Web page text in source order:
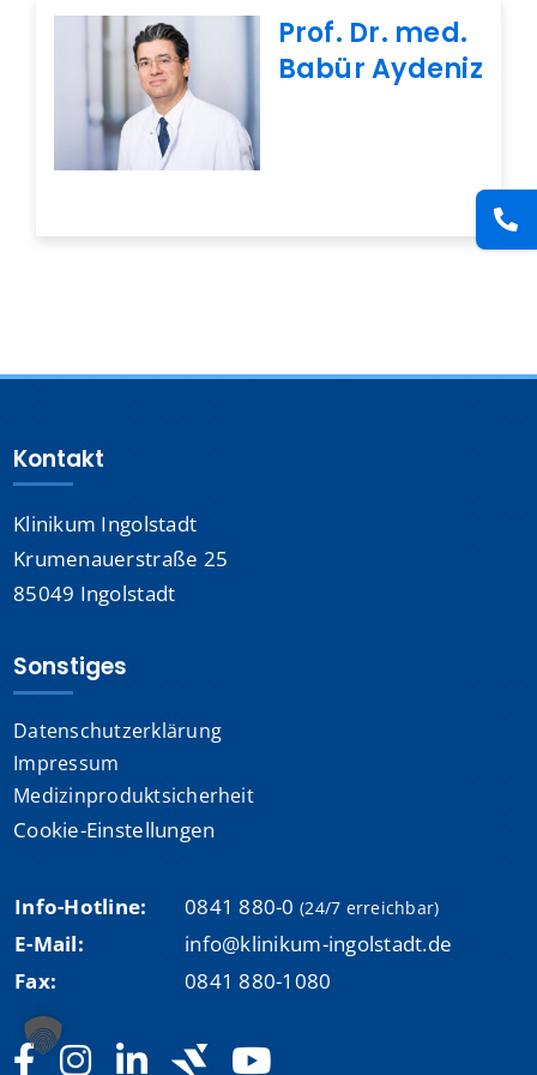
Presse
Kontakt
Prof. Dr. med.
Babür Aydeniz
Kontakt
Klinikum Ingolstadt
Krumenauerstraße 25
85049 Ingolstadt
Sonstiges
Datenschutzerklärung
Impressum
Medizinproduktsicherheit
Cookie-Einstellungen
Info-Hotline: 0841 880-0 (24/7 erreichbar)
E-Mail:
info@klinikum-ingolstadt.de
Fax:
0841 880-1080